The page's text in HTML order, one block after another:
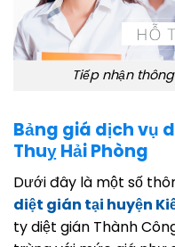
Tiếp nhận
Bảng giá dịch vụ
Thuỵ Hải Phòng
Dưới đây là một số
diệt gián tại huyện
ty diệt gián Thành